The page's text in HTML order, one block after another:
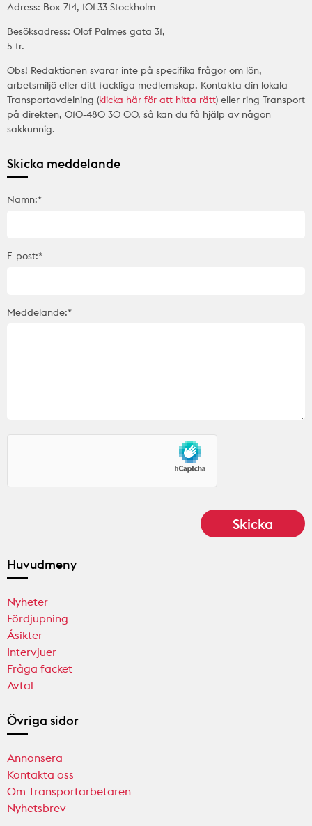
Adress: Box 714, 101 33 Stockholm
Besöksadress: Olof Palmes gata 31,
5 tr.
Obs! Redaktionen svarar inte på specifika frågor om lön,
arbetsmiljö eller ditt fackliga medlemskap. Kontakta din lokala
Transportavdelning (klicka här för att hitta rätt) eller ring Transport
på direkten, 010-480 30 00, så kan du få hjälp av någon
sakkunnig.
Skicka meddelande
Namn:*
E-post:*
Meddelande:*
Huvudmeny
Nyheter
Fördjupning
Åsikter
Intervjuer
Fråga facket
Avtal
Övriga sidor
Annonsera
Kontakta oss
Om Transportarbetaren
Nyhetsbrev